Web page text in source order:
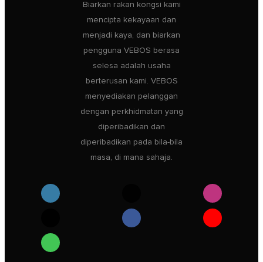
Biarkan rakan kongsi kami
mencipta kekayaan dan
menjadi kaya, dan biarkan
pengguna VEBOS berasa
selesa adalah usaha
berterusan kami. VEBOS
menyediakan pelanggan
dengan perkhidmatan yang
diperibadikan dan
diperibadikan pada bila-bila
masa, di mana sahaja.